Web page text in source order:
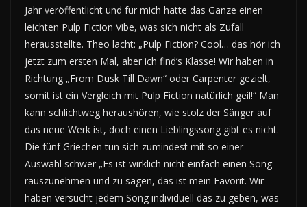
Jahr veröffentlicht und für mich hatte das Ganze einen
leichten Pulp Fiction Vibe, was sich nicht als Zufall
herausstellte. Theo lacht: „Pulp Fiction? Cool… das hör ich
jetzt zum ersten Mal, aber ich find’s Klasse! Wir haben in
Richtung „From Dusk Till Dawn“ oder Carpenter gezielt,
somit ist ein Vergleich mit Pulp Fiction natürlich geil!“ Man
kann schlichtweg heraushören, wie stolz der Sänger auf
das neue Werk ist, doch einen Lieblingssong gibt es nicht.
Die fünf Griechen tun sich zumindest mit so einer
Auswahl schwer „Es ist wirklich nicht einfach einen Song
rauszunehmen und zu sagen, das ist mein Favorit. Wir
haben versucht jedem Song individuell das zu geben, was